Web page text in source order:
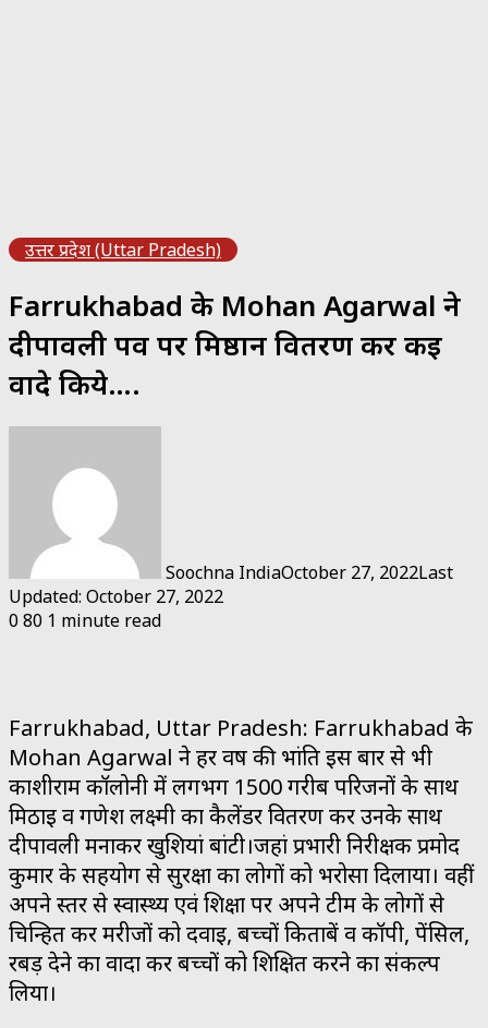
उत्तर प्रदेश (Uttar Pradesh)
Farrukhabad के Mohan Agarwal ने
दीपावली पर्व पर मिष्ठान वितरण कर कई
वादे किये….
Soochna IndiaOctober 27, 2022Last
Updated: October 27, 2022
080 1 minute read
Farrukhabad, Uttar Pradesh: Farrukhabad के
Mohan Agarwal ने हर वर्ष की भांति इस बार से भी
काशीराम कॉलोनी में लगभग 1500 गरीब परिजनों के साथ
मिठाई व गणेश लक्ष्मी का कैलेंडर वितरण कर उनके साथ
दीपावली मनाकर खुशियां बांटी।जहां प्रभारी निरीक्षक प्रमोद
कुमार के सहयोग से सुरक्षा का लोगों को भरोसा दिलाया। वहीं
अपने स्तर से स्वास्थ्य एवं शिक्षा पर अपने टीम के लोगों से
चिन्हित कर मरीजों को दवाई, बच्चों किताबें व कॉपी, पेंसिल,
रबड़ देने का वादा कर बच्चों को शिक्षित करने का संकल्प
लिया।